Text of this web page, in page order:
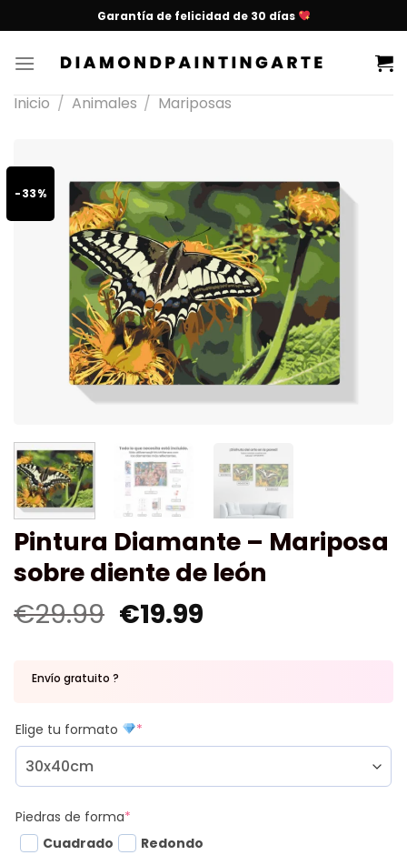
Garantía de felicidad de 30 días
Inicio / Animales / Mariposas
-33%
Pintura Diamante – Mariposa
sobre diente de león
€29.99 €19.99
Envío gratuito ?
Elige tu formato *
Piedras de forma*
Cuadrado
Redondo